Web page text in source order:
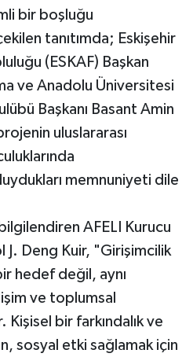
bir boşluğu
tanıtımda; Eskişehir
(ESKAF) Başkan
ve Anadolu Üniversitesi
Başkanı Basant Amin
uluslararası
memnuniyeti dile
bilgilendiren AFELI Kurucu
J. Deng Kuir, "Girişimcilik
hedef değil, aynı
ve toplumsal
bir farkındalık ve
sosyal etki sağlamak için